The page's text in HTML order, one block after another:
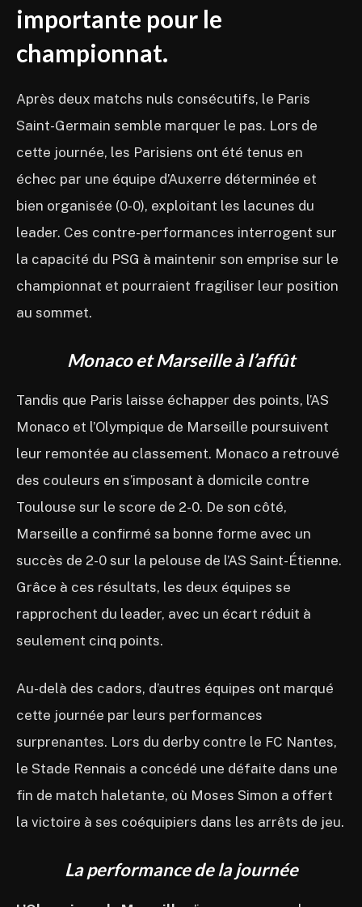
importante pour le
championnat.
Après deux matchs nuls consécutifs, le Paris
Saint-Germain semble marquer le pas. Lors de
cette journée, les Parisiens ont été tenus en
échec par une équipe d’Auxerre déterminée et
bien organisée (0-0), exploitant les lacunes du
leader. Ces contre-performances interrogent sur
la capacité du PSG à maintenir son emprise sur le
championnat et pourraient fragiliser leur position
au sommet.
Monaco et Marseille à l’affût
Tandis que Paris laisse échapper des points, l’AS
Monaco et l’Olympique de Marseille poursuivent
leur remontée au classement. Monaco a retrouvé
des couleurs en s’imposant à domicile contre
Toulouse sur le score de 2-0. De son côté,
Marseille a confirmé sa bonne forme avec un
succès de 2-0 sur la pelouse de l’AS Saint-Étienne.
Grâce à ces résultats, les deux équipes se
rapprochent du leader, avec un écart réduit à
seulement cinq points.
Au-delà des cadors, d’autres équipes ont marqué
cette journée par leurs performances
surprenantes. Lors du derby contre le FC Nantes,
le Stade Rennais a concédé une défaite dans une
fin de match haletante, où Moses Simon a offert
la victoire à ses coéquipiers dans les arrêts de jeu.
La performance de la journée